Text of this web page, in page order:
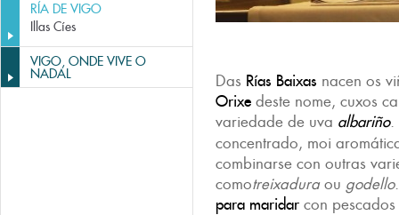
RÍA DE VIGO
Illas Cíes
VIGO, ONDE VIVE O
NADAL Das Rías Baixas nacen os
Orixe deste nome, cuxos
variedade de uva albariño.
concentrado, moi
combinarse con outras
comotreixaduraou godello
para maridar con